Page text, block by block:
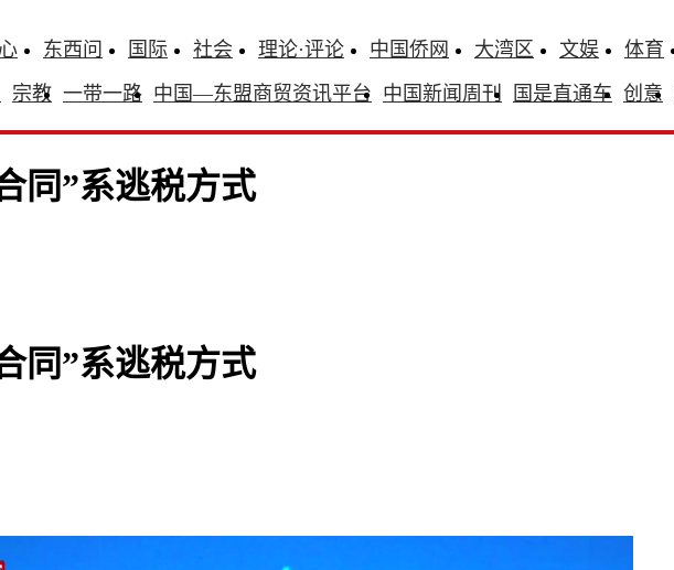
东西问 国际 社会 理论·评论 中国侨网 大湾区 文娱 体育
宗教 一带一路 中国—东盟商贸资讯平台 中国新闻周刊 国是直通车 创意
同”系逃税方式
同”系逃税方式